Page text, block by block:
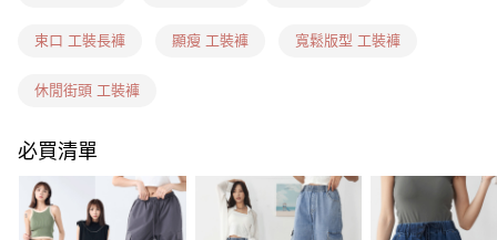
新竹物流(信用卡、多元支付)
每筆NT$100，滿NT$1,899(含以上)免運費
每筆NT$100，滿NT$1,899(含以上)免運費
束口 工裝長褲 顯瘦 工裝褲 寬鬆版型 工裝褲
休閒街頭 工裝褲
必買清單